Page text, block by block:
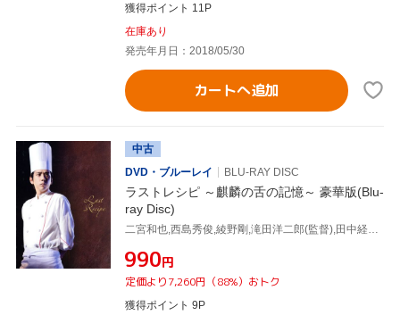
獲得ポイント 11P
在庫あり
発売年月日：2018/05/30
カートへ追加
中古
DVD・ブルーレイ
BLU-RAY DISC
ラストレシピ ～麒麟の舌の記憶～ 豪華版(Blu-
ray Disc)
¥990円
定価より7,260円（88%）おトク
獲得ポイント 9P